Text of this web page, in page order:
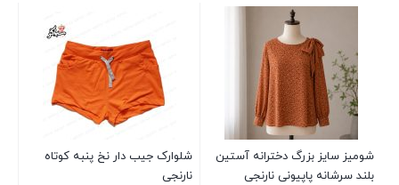
شومیز سایز بزرگ دخترانه آستین
بلند سرشانه پاپیونی نارنجی
شلوارک جیب دار نخ پنبه کوتاه
نارنجی